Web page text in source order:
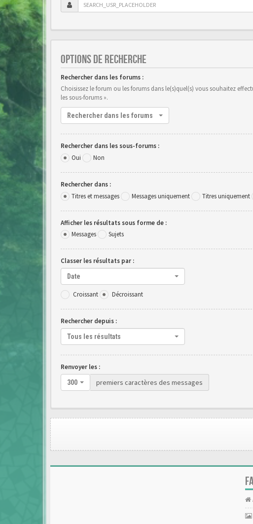
OPTIONS DE RECHERCHE
Rechercher dans les forums :
Choisissez le forum ou les forums dans le(s)quel(s) vous souhaitez
les sous-forums ».
Rechercher dans les forums
Rechercher dans les sous-forums :
Oui
Non
Rechercher dans :
Titres et messages
Messages uniquement Titres uniquement
Afficher les résultats sous forme de :
Messages
Sujets
Classer les résultats par :
Date
Croissant Décroissant
Rechercher depuis :
Tous les résultats
Renvoyer les :
300 premiers caractères des messages